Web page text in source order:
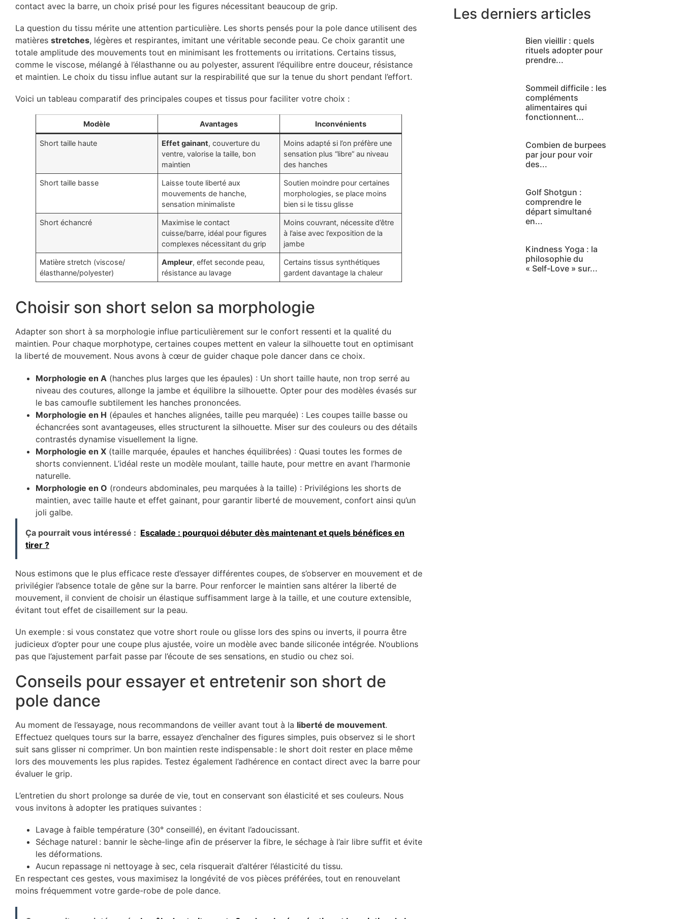
contact avec la barre, un choix prisé pour les figures nécessitant beaucoup de grip.
La question du tissu mérite une attention particulière. Les shorts pensés pour la pole dance utilisent des
matières stretches, légères et respirantes, imitant une véritable seconde peau. Ce choix garantit une
totale amplitude des mouvements tout en minimisant les frottements ou irritations. Certains tissus,
comme le viscose, mélangé à l’élasthanne ou au polyester, assurent l’équilibre entre douceur, résistance
et maintien. Le choix du tissu influe autant sur la respirabilité que sur la tenue du short pendant l’effort.
Voici un tableau comparatif des principales coupes et tissus pour faciliter votre choix :
Modèle Avantages Inconvénients
Short taille haute Effet gainant, couverture du
ventre, valorise la taille, bon
maintien
Moins adapté si l’on préfère une
sensation plus “libre” au niveau
des hanches
Short taille basse
Laisse toute liberté aux
mouvements de hanche,
sensation minimaliste
Soutien moindre pour certaines
morphologies, se place moins
bien si le tissu glisse
Short échancré
Maximise le contact
cuisse/barre, idéal pour figures
complexes nécessitant du grip
Moins couvrant, nécessite d’être
à l’aise avec l’exposition de la
jambe
Matière stretch (viscose/
élasthanne/polyester)
Ampleur, effet seconde peau,
résistance au lavage
Certains tissus synthétiques
gardent davantage la chaleur
Choisir son short selon sa morphologie
Adapter son short à sa morphologie influe particulièrement sur le confort ressenti et la qualité du
maintien. Pour chaque morphotype, certaines coupes mettent en valeur la silhouette tout en optimisant
la liberté de mouvement. Nous avons à cœur de guider chaque pole dancer dans ce choix.
Morphologie en A (hanches plus larges que les épaules) : Un short taille haute, non trop serré au
niveau des coutures, allonge la jambe et équilibre la silhouette. Opter pour des modèles évasés sur
le bas camoufle subtilement les hanches prononcées.
Morphologie en H (épaules et hanches alignées, taille peu marquée) : Les coupes taille basse ou
échancrées sont avantageuses, elles structurent la silhouette. Miser sur des couleurs ou des détails
contrastés dynamise visuellement la ligne.
Morphologie en X (taille marquée, épaules et hanches équilibrées) : Quasi toutes les formes de
shorts conviennent. L’idéal reste un modèle moulant, taille haute, pour mettre en avant l’harmonie
naturelle.
Morphologie en O (rondeurs abdominales, peu marquées à la taille) : Privilégions les shorts de
maintien, avec taille haute et effet gainant, pour garantir liberté de mouvement, confort ainsi qu’un
joli galbe.
Ça pourrait vous intéressé : Escalade : pourquoi débuter dès maintenant et quels bénéfices en
tirer ?
Nous estimons que le plus efficace reste d’essayer différentes coupes, de s’observer en mouvement et de
privilégier l’absence totale de gêne sur la barre. Pour renforcer le maintien sans altérer la liberté de
mouvement, il convient de choisir un élastique suffisamment large à la taille, et une couture extensible,
évitant tout effet de cisaillement sur la peau.
Un exemple : si vous constatez que votre short roule ou glisse lors des spins ou inverts, il pourra être
judicieux d’opter pour une coupe plus ajustée, voire un modèle avec bande siliconée intégrée. N’oublions
pas que l’ajustement parfait passe par l’écoute de ses sensations, en studio ou chez soi.
Conseils pour essayer et entretenir son short de
pole dance
Au moment de l’essayage, nous recommandons de veiller avant tout à la liberté de mouvement.
Effectuez quelques tours sur la barre, essayez d’enchaîner des figures simples, puis observez si le short
suit sans glisser ni comprimer. Un bon maintien reste indispensable : le short doit rester en place même
lors des mouvements les plus rapides. Testez également l’adhérence en contact direct avec la barre pour
évaluer le grip.
L’entretien du short prolonge sa durée de vie, tout en conservant son élasticité et ses couleurs. Nous
vous invitons à adopter les pratiques suivantes :
Lavage à faible température (30° conseillé), en évitant l’adoucissant.
Séchage naturel : bannir le sèche-linge afin de préserver la fibre, le séchage à l’air libre suffit et évite
les déformations.
Aucun repassage ni nettoyage à sec, cela risquerait d’altérer l’élasticité du tissu.
En respectant ces gestes, vous maximisez la longévité de vos pièces préférées, tout en renouvelant
moins fréquemment votre garde-robe de pole dance.
Les derniers articles
Bien vieillir : quels
rituels adopter pour
prendre...
Sommeil difficile : les
compléments
alimentaires qui
fonctionnent...
Combien de burpees
par jour pour voir
des...
Golf Shotgun :
comprendre le
départ simultané
en...
Kindness Yoga : la
philosophie du
« Self-Love » sur...